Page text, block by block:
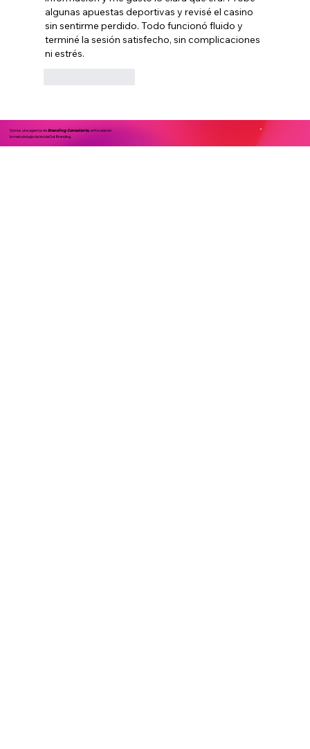
algunas apuestas deportivas y revisé el casino
sin sentirme perdido. Todo funcionó fluido y
terminé la sesión satisfecho, sin complicaciones
ni estrés.
Somos una agencia de Branding Consciente, enfocada en
la metodología de InsideOut Branding.